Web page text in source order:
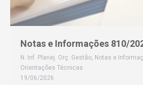
Notas e Informações 810/
N. Inf. Planej. Orç. Gestão, Notas e
Orientações Técnicas
19/06/2026